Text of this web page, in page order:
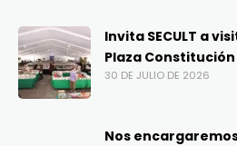
Invita SECULT a
Plaza Constitución
30 DE JULIO DE 2026
Nos